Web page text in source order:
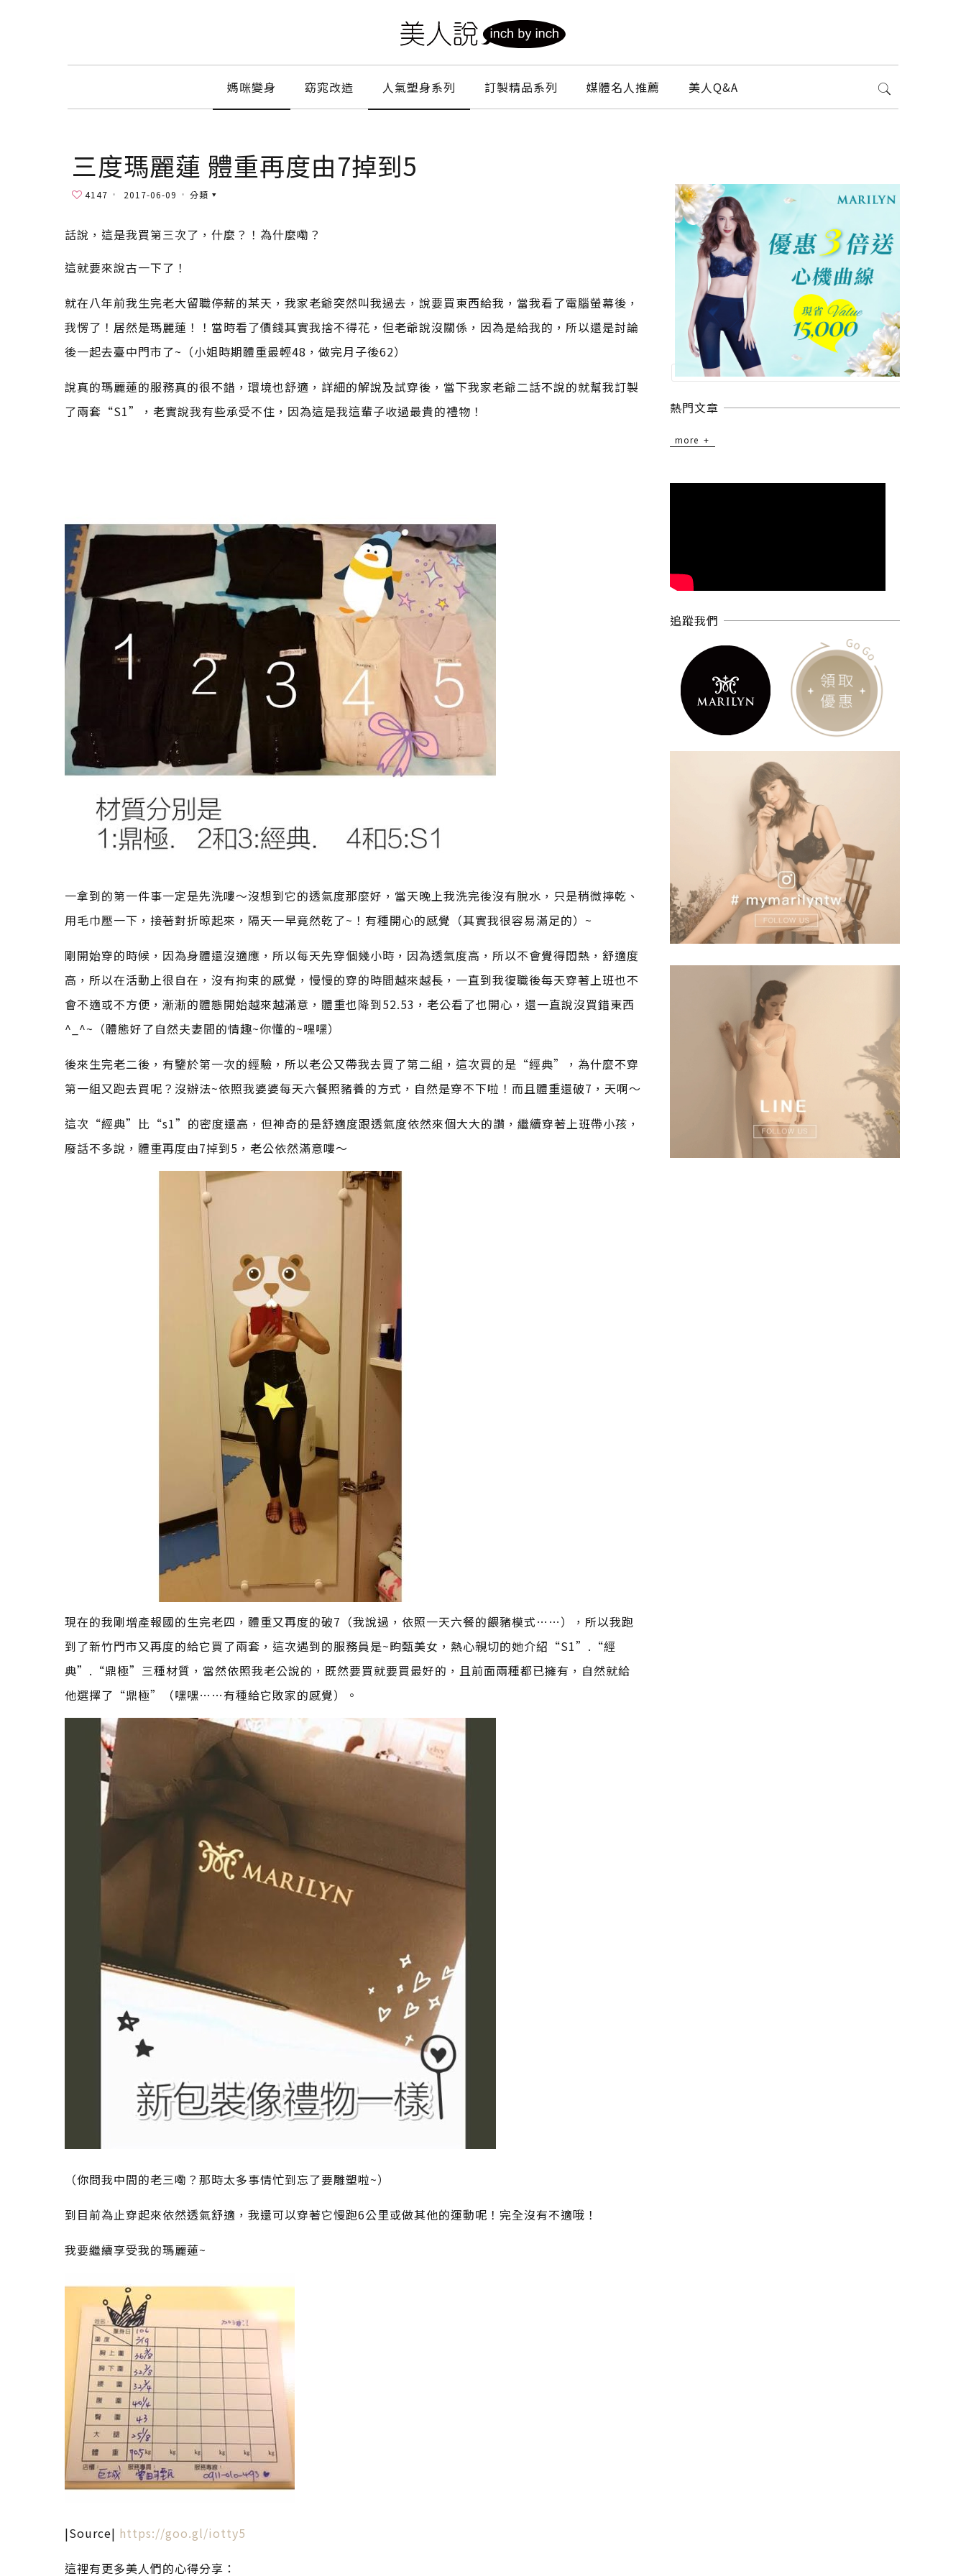
媽咪變身 窈窕改造 人氣塑身系列 訂製精品系列 媒體名人推薦 美人Q&A
三度瑪麗蓮 體重再度由7掉到5
4147 2017-06-09 分類
話說，這是我買第三次了，什麼？！為什麼嘞？
這就要來說古一下了！
就在八年前我生完老大留職停薪的某天，我家老爺突然叫我過去，說要買東西給我，當我看了電腦螢幕後，
我愣了！居然是瑪麗蓮！！當時看了價錢其實我捨不得花，但老爺說沒關係，因為是給我的，所以還是討論
後一起去臺中門市了~ （小姐時期體重最輕48 ，做完月子後62）
說真的瑪麗蓮的服務真的很不錯，環境也舒適，詳細的解說及試穿後，當下我家老爺二話不說的就幫我訂製
了兩套“S1”，老實說我有些承受不住，因為這是我這輩子收過最貴的禮物！
一拿到的第一件事一定是先洗嘍～沒想到它的透氣度那麼好，當天晚上我洗完後沒有脫水，只是稍微擰乾、
用毛巾壓一下，接著對折晾起來，隔天一早竟然乾了~！有種開心的感覺（其實我很容易滿足的）~
剛開始穿的時候，因為身體還沒適應，所以每天先穿個幾小時，因為透氣度高，所以不會覺得悶熱，舒適度
高，所以在活動上很自在，沒有拘束的感覺，慢慢的穿的時間越來越長，一直到我復職後每天穿著上班也不
會不適或不方便，漸漸的體態開始越來越滿意，體重也降到52.53，老公看了也開心，還一直說沒買錯東西
^_^~（體態好了自然夫妻間的情趣~你懂的~嘿嘿）
後來生完老二後，有鑒於第一次的經驗，所以老公又帶我去買了第二組，這次買的是“經典”，為什麼不穿
第一組又跑去買呢？沒辦法~依照我婆婆每天六餐照豬養的方式，自然是穿不下啦！而且體重還破7，天啊～
這次“經典”比“s1”的密度還高，但神奇的是舒適度跟透氣度依然來個大大的讚，繼續穿著上班帶小孩，
廢話不多說，體重再度由7掉到5，老公依然滿意嘍～
現在的我剛增產報國的生完老四，體重又再度的破7（我說過，依照一天六餐的餵豬模式……），所以我跑
到了新竹門市又再度的給它買了兩套，這次遇到的服務員是~畇甄美女，熱心親切的她介紹“S1”.“經
典”.“鼎極”三種材質，當然依照我老公說的，既然要買就要買最好的，且前面兩種都已擁有，自然就給
他選擇了“鼎極”（嘿嘿……有種給它敗家的感覺）。
（你問我中間的老三嘞？那時太多事情忙到忘了要雕塑啦~）
到目前為止穿起來依然透氣舒適，我還可以穿著它慢跑6公里或做其他的運動呢！完全沒有不適哦！
我要繼續享受我的瑪麗蓮~
|Source| https://goo.gl/iotty5
這裡有更多美人們的心得分享：
熱門文章
more
追蹤我們